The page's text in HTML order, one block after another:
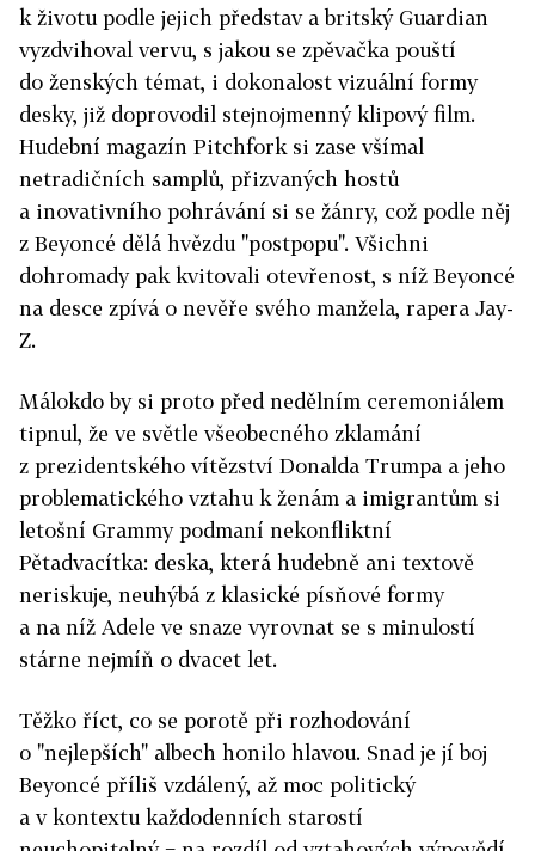
k životu podle jejich představ a britský Guardian
vyzdvihoval vervu, s jakou se zpěvačka pouští
do ženských témat, i dokonalost vizuální formy
desky, již doprovodil stejnojmenný klipový film.
Hudební magazín Pitchfork si zase všímal
netradičních samplů, přizvaných hostů
a inovativního pohrávání si se žánry, což podle něj
z Beyoncé dělá hvězdu "postpopu". Všichni
dohromady pak kvitovali otevřenost, s níž Beyoncé
na desce zpívá o nevěře svého manžela, rapera Jay-
Z.
Málokdo by si proto před nedělním ceremoniálem
tipnul, že ve světle všeobecného zklamání
z prezidentského vítězství Donalda Trumpa a jeho
problematického vztahu k ženám a imigrantům si
letošní Grammy podmaní nekonfliktní
Pětadvacítka: deska, která hudebně ani textově
neriskuje, neuhýbá z klasické písňové formy
a na níž Adele ve snaze vyrovnat se s minulostí
stárne nejmíň o dvacet let.
Těžko říct, co se porotě při rozhodování
o "nejlepších" albech honilo hlavou. Snad je jí boj
Beyoncé příliš vzdálený, až moc politický
a v kontextu každodenních starostí